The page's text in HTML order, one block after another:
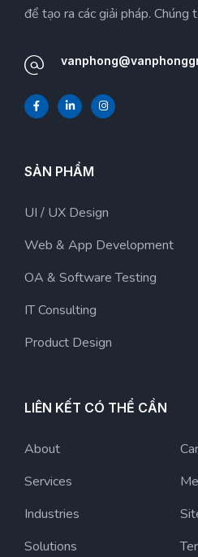
để tạo ra các giải pháp. Chúng
SẢN PHẨM
UI / UX Design
Web & App Development
OA & Software Testing
IT Consulting
Product Design
LIÊN KẾT CÓ THỂ CẦN
About
Services
Industries
Solutions